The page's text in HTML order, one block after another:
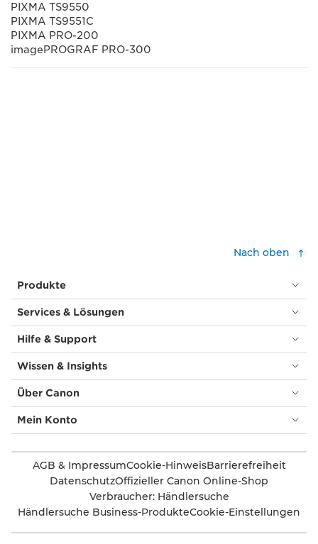
PIXMA TS9550
PIXMA TS9551C
PIXMA PRO-200
imagePROGRAF PRO-300
Nach oben
Produkte
Services & Lösungen
Hilfe & Support
Wissen & Insights
Über Canon
Mein Konto
AGB & ImpressumCookie-HinweisBarrierefreiheit
DatenschutzOffizieller Canon Online-Shop
Verbraucher: Händlersuche
Händlersuche Business-ProdukteCookie-Einstellungen